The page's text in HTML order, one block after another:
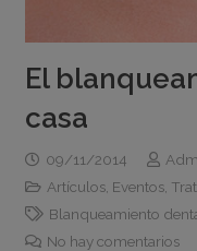
El
casa
09/11/2014
Artículos, Eventos,
Blanqueamiento
No hay comentarios